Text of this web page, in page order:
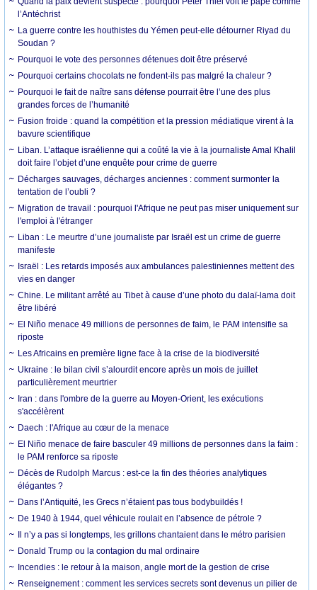
l’Antéchrist
La guerre contre les houthistes du Yémen peut-elle détourner Riyad du
Soudan ?
Pourquoi le vote des personnes détenues doit être préservé
Pourquoi certains chocolats ne fondent-ils pas malgré la chaleur ?
Pourquoi le fait de naître sans défense pourrait être l’une des plus
grandes forces de l’humanité
Fusion froide : quand la compétition et la pression médiatique virent à la
bavure scientifique
Liban. L’attaque israélienne qui a coûté la vie à la journaliste Amal Khalil
doit faire l’objet d’une enquête pour crime de guerre
Décharges sauvages, décharges anciennes : comment surmonter la
tentation de l’oubli ?
Migration de travail : pourquoi l'Afrique ne peut pas miser uniquement sur
l'emploi à l'étranger
Liban : Le meurtre d’une journaliste par Israël est un crime de guerre
manifeste
Israël : Les retards imposés aux ambulances palestiniennes mettent des
vies en danger
Chine. Le militant arrêté au Tibet à cause d’une photo du dalaï-lama doit
être libéré
El Niño menace 49 millions de personnes de faim, le PAM intensifie sa
riposte
Les Africains en première ligne face à la crise de la biodiversité
Ukraine : le bilan civil s’alourdit encore après un mois de juillet
particulièrement meurtrier
Iran : dans l'ombre de la guerre au Moyen-Orient, les exécutions
s'accélèrent
Daech : l'Afrique au cœur de la menace
El Niño menace de faire basculer 49 millions de personnes dans la faim :
le PAM renforce sa riposte
Décès de Rudolph Marcus : est-ce la fin des théories analytiques
élégantes ?
Dans l’Antiquité, les Grecs n’étaient pas tous bodybuildés !
De 1940 à 1944, quel véhicule roulait en l’absence de pétrole ?
Il n’y a pas si longtemps, les grillons chantaient dans le métro parisien
Donald Trump ou la contagion du mal ordinaire
Incendies : le retour à la maison, angle mort de la gestion de crise
Renseignement : comment les services secrets sont devenus un pilier de